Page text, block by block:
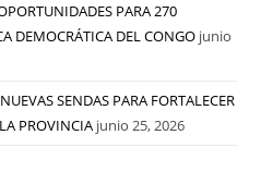
PARA 270
DEMOCRÁTICA DEL CONGO junio
SENDAS PARA FORTALECER
PROVINCIA junio 25, 2026